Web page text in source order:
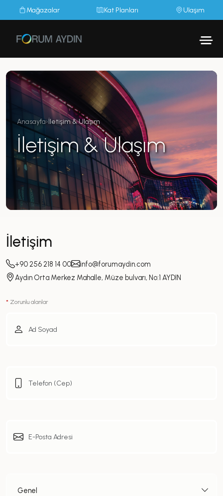
Mağazalar Kat Planları Ulaşım
Anasayfa›İletişim & Ulaşım
İletişim & Ulaşım
İletişim
+90 256 218 14 00
info@forumaydin.com
Aydın Orta Merkez Mahalle, Müze bulvarı, No:1 AYDIN
* Zorunlu alanlar